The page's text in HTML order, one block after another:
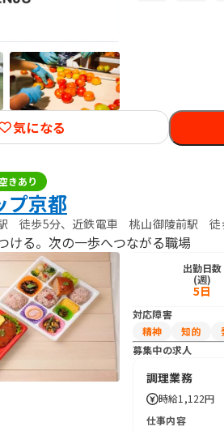
気になる
きあり
プ京都
徒歩5分、近鉄電車 桃山御陵前駅 徒
ける。次の一歩へつながる職場
出勤日数
(週)
5日
対応障害
精神
知的
募集中の求人
調理業務
時給1,122円
仕事内容